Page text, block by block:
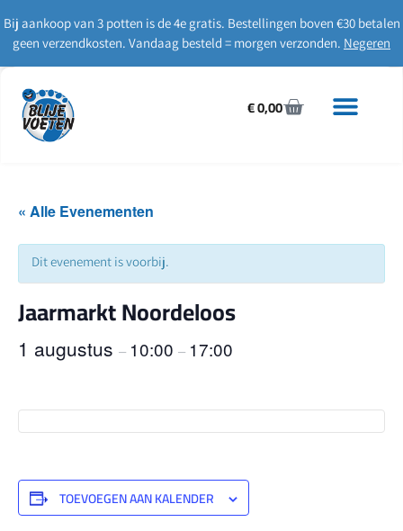
Bij aankoop van 3 potten is de 4e gratis. Bestellingen boven €30 betalen
geen verzendkosten. Vandaag besteld = morgen verzonden. Negeren
€0,00
« Alle Evenementen
Dit evenement is voorbij.
Jaarmarkt Noordeloos
1 augustus – 10:00 – 17:00
TOEVOEGEN AAN KALENDER